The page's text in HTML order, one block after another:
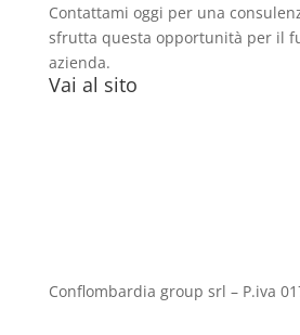
Contattami oggi per una
sfrutta questa opportunità per il
azienda.
Vai al sito
Conflombardia group srl – P.iva